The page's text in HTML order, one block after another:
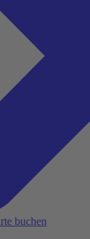
buchen